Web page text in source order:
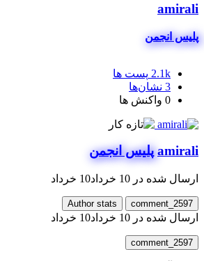
amirali
پلیس انجمن
2.1k پست ها
3 نشان‌ها
0 واکنش ها
amirali پلیس انجمن
ارسال شده در 10 خرداد 10 خرداد
comment_2597
Author stats
ارسال شده در 10 خرداد 10 خرداد
comment_2597